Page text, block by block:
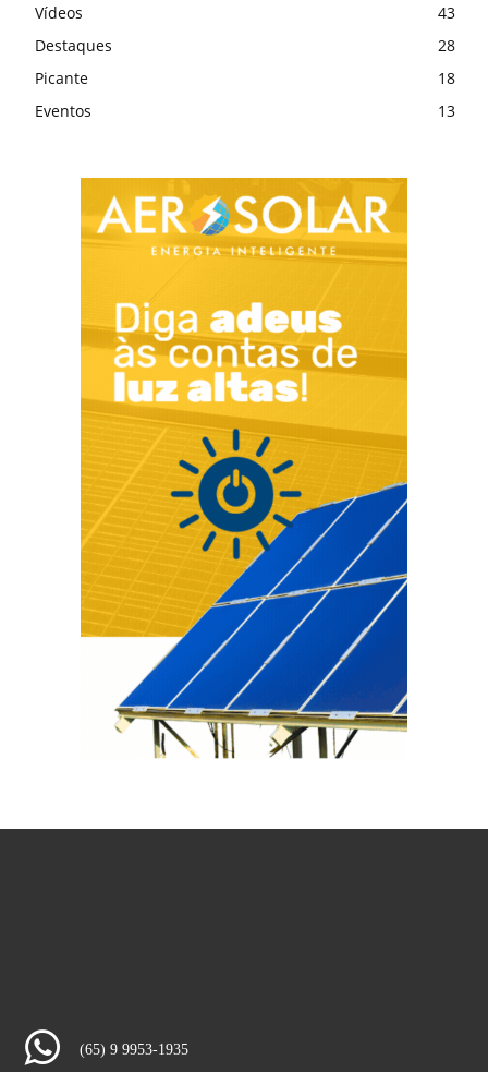
Vídeos
43
Destaques
28
Picante
18
Eventos
13
(65) 9 9953-1935